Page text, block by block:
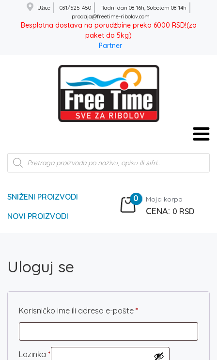
Užice 031/525-450
Radni dan 08-16h, Subotom 08-14h
prodaja@freetime-ribolov.com
Besplatna dostava na porudžbine preko 6000 RSD!(za
paket do 5kg)
Partner
Products
search
SNIŽENI PROIZVODI
NOVI PROIZVODI
0 Moja korpa
0 RSD
Uloguj se
Korisničko ime ili adresa e-pošte *
Lozinka *